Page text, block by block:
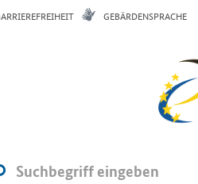
GEBÄRDENSPRACHE